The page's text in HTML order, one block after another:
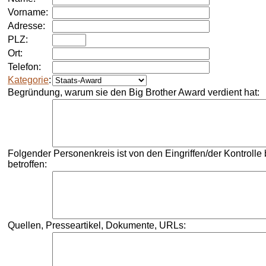
Vorname:
Adresse:
PLZ:
Ort:
Telefon:
Kategorie:
Begründung, warum sie den Big Brother Award verdient hat:
Folgender Personenkreis ist von den Eingriffen/der Kontrolle
betroffen:
Quellen, Presseartikel, Dokumente, URLs: